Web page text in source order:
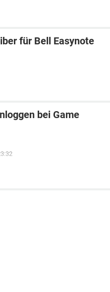
für Bell Easynote
bei Game